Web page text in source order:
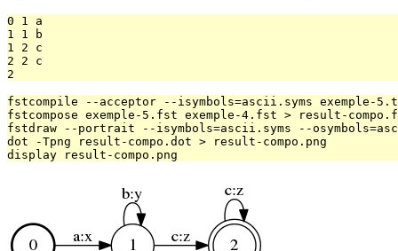
0 1 a
1 1 b
1 2 c
2 2 c
fstcompile --acceptor --isymbols=ascii.syms exemple-
fstcompose exemple-5.fst exemple-4.fst > result-
fstdraw --portrait --isymbols=ascii.syms --
dot -Tpng result-compo.dot > result-compo.png